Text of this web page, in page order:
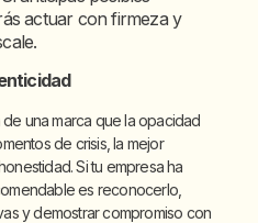
actuar con firmeza y
una marca que la opacidad
de crisis, la mejor
Si tu empresa ha
es reconocerlo,
y demostrar compromiso con